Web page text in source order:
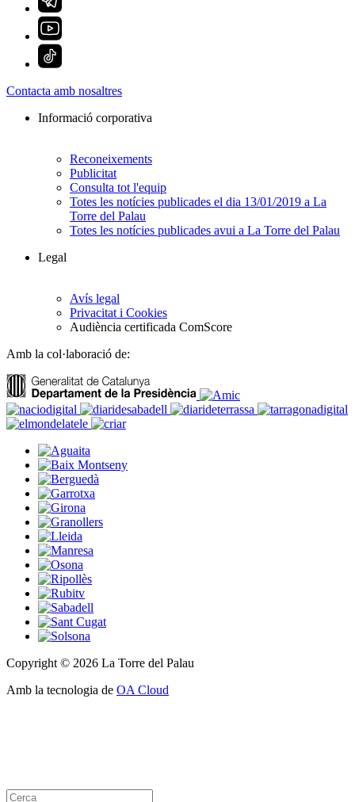
Contacta amb nosaltres
Informació corporativa
Reconeixements
Publicitat
Consulta tot l'equip
Totes les notícies publicades el dia 13/01/2019 a La
Torre del Palau
Totes les notícies publicades avui a La Torre del Palau
Legal
Avís legal
Privacitat i Cookies
Audiència certificada ComScore
Amb la col·laboració de:
Copyright © 2026 La Torre del Palau
Amb la tecnologia de OA Cloud